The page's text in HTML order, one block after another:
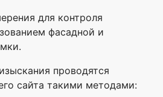
для контроля
фасадной и
проводятся
сайта такими методами: